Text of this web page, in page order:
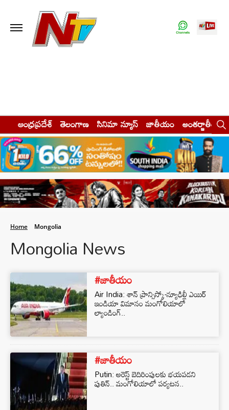
ఆంధ్రప్రదేశ్ తెలంగాణ సినిమా న్యూస్ జాతీయం అంతర్జాతీయం
Home Mongolia
Mongolia News
#జాతీయం
Air India: శాన్ ప్రాన్సిస్కో-న్యూఢిల్లీ ఎయిర్
ఇండియా విమానం మంగోలియాలో
ల్యాండింగ్..
#జాతీయం
Putin: అరెస్ట్ బెదిరింపులకు భయపడని
పుతిన్.. మంగోలియాలో పర్యటన..